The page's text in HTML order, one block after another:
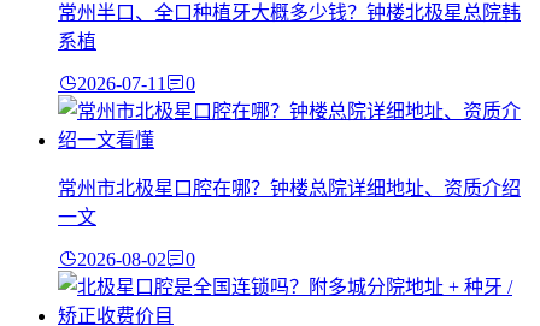
常州半口、全口种植牙大概多少钱？钟楼北极星总院韩
系植
2026-07-11 0
常州市北极星口腔在哪？钟楼总院详细地址、资质介绍
一文
2026-08-02 0